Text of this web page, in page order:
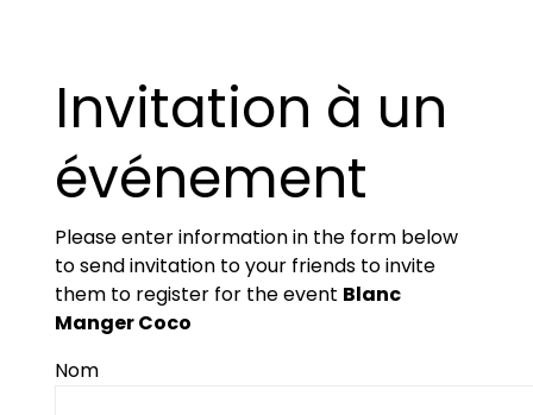
Invitation à un
événement
Please enter information in the form below
to send invitation to your friends to invite
them to register for the event Blanc
Manger Coco
Nom